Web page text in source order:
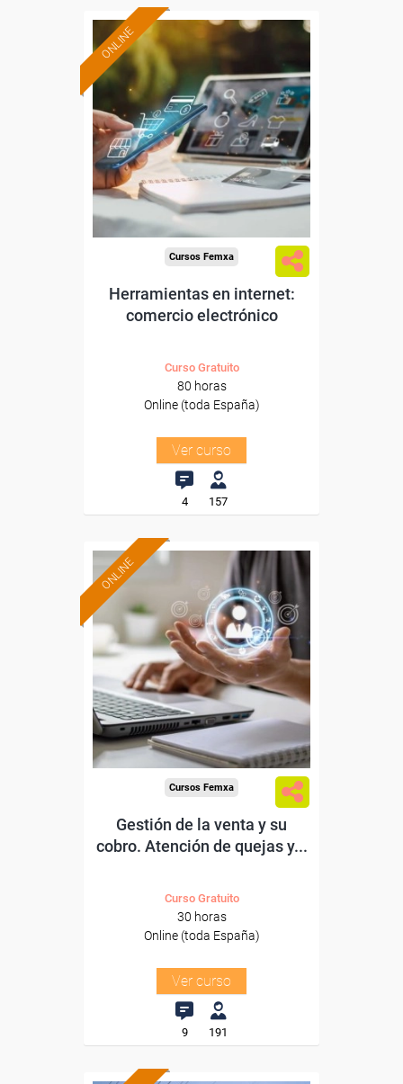
ONLINE
Formación 100%
subvencionada.
Para desempleados,
trabajadores y autónomos.
Sector
Cursos Femxa
Herramientas en internet:
comercio electrónico
Curso Gratuito
80 horas
Online (toda España)
Ver curso
4 157
ONLINE
Formación 100%
subvencionada.
Para desempleados,
trabajadores y autónomos.
Sector
-Energía y Agua.
Cursos Femxa
Gestión de la venta y su
cobro. Atención de quejas y...
Curso Gratuito
30 horas
Online (toda España)
Ver curso
9 191